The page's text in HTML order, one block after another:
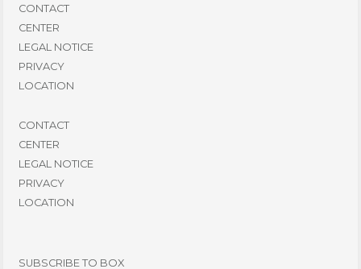
CONTACT
CENTER
LEGAL NOTICE
PRIVACY
LOCATION
CONTACT
CENTER
LEGAL NOTICE
PRIVACY
LOCATION
SUBSCRIBE TO BOX